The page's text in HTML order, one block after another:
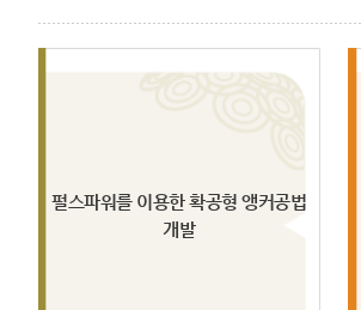
펄스파워를 이용한 확공형 앵커공법
개발